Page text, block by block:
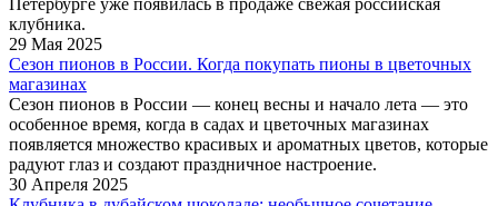
Петербурге уже появилась в продаже свежая российская
клубника.
29 Мая 2025
Сезон пионов в России. Когда покупать пионы в цветочных
магазинах
Сезон пионов в России — конец весны и начало лета — это
особенное время, когда в садах и цветочных магазинах
появляется множество красивых и ароматных цветов, которые
радуют глаз и создают праздничное настроение.
30 Апреля 2025